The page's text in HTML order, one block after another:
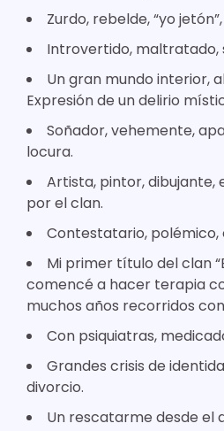
Zurdo, rebelde, “yo
Introvertido, maltratado,
Un gran mundo interior,
Expresión de un delirio
Soñador, vehemente,
locura.
Artista, pintor, dibujante,
por el clan.
Contestatario, polémico,
Mi primer título del clan
comencé a hacer terapia
muchos años recorridos
Con psiquiatras,
Grandes crisis de
divorcio.
Un rescatarme desde el